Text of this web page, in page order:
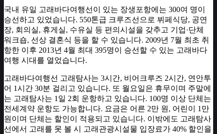
국내 유일 고래바다여행선이 있는 장생포항에는 300여 명이
승선하고 있었습니다. 550톤급 크루즈선으로 뷔페식당, 공연
장, 회의실, 휴게실, 수유실 등 편의시설을 갖추고 기업·단체
워크숍, 선상 결혼식 등을 할 수 있습니다. 2009년 7월 최초 취
항한 이후 2013년 4월 최대 395명이 승선할 수 있는 고래바다
여행 시대를 열었습니다.
고래바다여행선 고래탐사는 3시간, 비어크루즈 2시간, 연안투
어 1시간 30분 걸리고 있습니다. 또 월요일은 휴무이며 주말에
는 고래탐사는 1일 2회 운항하고 있습니다. 100명 이상 단체는
전세계약 운항도 가능합니다. 요금은 어른 2만 원, 어린이 1만
원이며 단체는 할인이 적용되고 있습니다. 이밖에도 고래탐사
선에서 고래를 못 볼 시 고래관광시설물 입장료가 40% 할인을